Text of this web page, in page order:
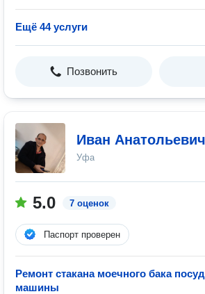
Ещё 44 услуги
Позвонить
Иван
Уфа
5.0 7 оценок
Паспорт проверен
Ремонт стакана моечного бака
машины